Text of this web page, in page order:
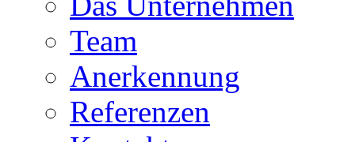
Team
Anerkennung
Referenzen